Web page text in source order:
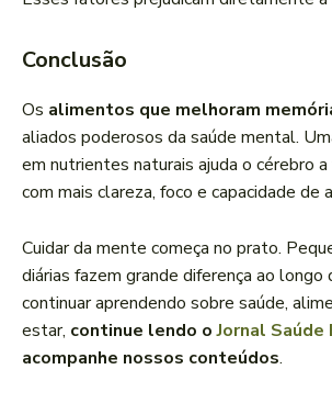
Conclusão
Os alimentos que melhoram
aliados poderosos da saúde mental.
em nutrientes naturais ajuda o cérebro a
com mais clareza, foco e capacidade de
Cuidar da mente começa no prato.
diárias fazem grande diferença ao longo
continuar aprendendo sobre saúde,
estar, continue lendo oJornal
acompanhe nossos conteúdos.